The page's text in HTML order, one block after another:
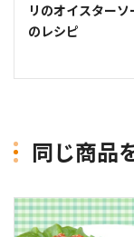
リのオイスターソ
のレシピ
同じ商品